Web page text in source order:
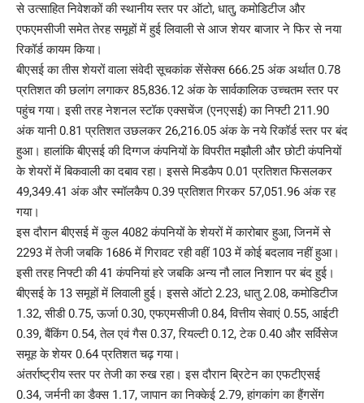
से उत्साहित निवेशकों की स्थानीय स्तर पर ऑटो, धातु, कमोडिटीज और
एफएमसीजी समेत तेरह समूहों में हुई लिवाली से आज शेयर बाजार ने फिर से नया
रिकॉर्ड कायम किया।
बीएसई का तीस शेयरों वाला संवेदी सूचकांक सेंसेक्स 666.25 अंक अर्थात 0.78
प्रतिशत की छलांग लगाकर 85,836.12 अंक के सार्वकालिक उच्चतम स्तर पर
पहुंच गया। इसी तरह नेशनल स्टॉक एक्सचेंज (एनएसई) का निफ्टी 211.90
अंक यानी 0.81 प्रतिशत उछलकर 26,216.05 अंक के नये रिकॉर्ड स्तर पर बंद
हुआ। हालांकि बीएसई की दिग्गज कंपनियों के विपरीत मझौली और छोटी कंपनियों
के शेयरों में बिकवाली का दबाव रहा। इससे मिडकैप 0.01 प्रतिशत फिसलकर
49,349.41 अंक और स्मॉलकैप 0.39 प्रतिशत गिरकर 57,051.96 अंक रह
गया।
इस दौरान बीएसई में कुल 4082 कंपनियों के शेयरों में कारोबार हुआ, जिनमें से
2293 में तेजी जबकि 1686 में गिरावट रही वहीं 103 में कोई बदलाव नहीं हुआ।
इसी तरह निफ्टी की 41 कंपनियां हरे जबकि अन्य नौ लाल निशान पर बंद हुई।
बीएसई के 13 समूहों में लिवाली हुई। इससे ऑटो 2.23, धातु 2.08, कमोडिटीज
1.32, सीडी 0.75, ऊर्जा 0.30, एफएमसीजी 0.84, वित्तीय सेवाएं 0.55, आईटी
0.39, बैंकिंग 0.54, तेल एवं गैस 0.37, रियल्टी 0.12, टेक 0.40 और सर्विसेज
समूह के शेयर 0.64 प्रतिशत चढ़ गया।
अंतर्राष्ट्रीय स्तर पर तेजी का रुख रहा। इस दौरान ब्रिटेन का एफटीएसई
0.34, जर्मनी का डैक्स 1.17, जापान का निक्केई 2.79, हांगकांग का हैंगसेंग